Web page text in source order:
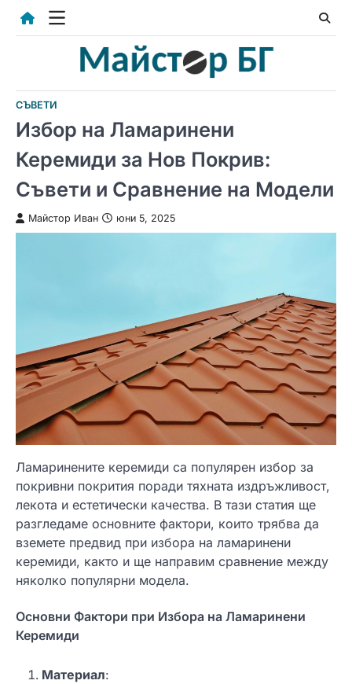
СЪВЕТИ
Избор на Ламаринени
Керемиди за Нов Покрив:
Съвети и Сравнение на Модели
Майстор Иван юни 5, 2025
Ламаринените керемиди са популярен избор за
покривни покрития поради тяхната издръжливост,
лекота и естетически качества. В тази статия ще
разгледаме основните фактори, които трябва да
вземете предвид при избора на ламаринени
керемиди, както и ще направим сравнение между
няколко популярни модела.
Основни Фактори при Избора на Ламаринени
Керемиди
Материал: